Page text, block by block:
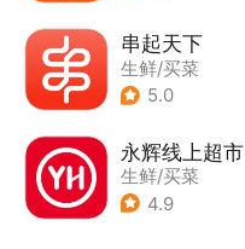
串起天下
生鲜/买菜
5.0
永辉线上超市
生鲜/买菜
4.9